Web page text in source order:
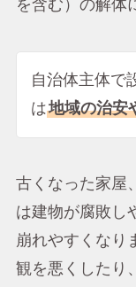
を含む）の解体
自治体主体で
は地域の治安
古くなった家屋
は建物が腐敗し
崩れやすくなり
観を悪くしたり